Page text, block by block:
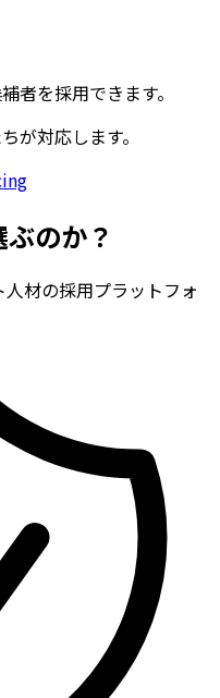
者を採用できます。
が対応します。
のか？
材の採用プラットフォ